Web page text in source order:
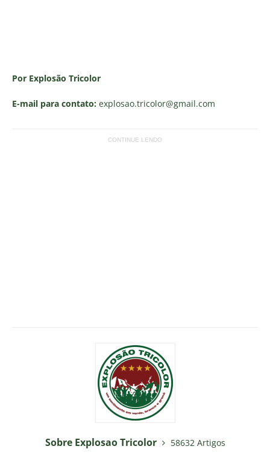
Por Explosão Tricolor
E-mail para contato: explosao.tricolor@gmail.com
CONTINUE LENDO
Sobre Explosao Tricolor
58632 Artigos